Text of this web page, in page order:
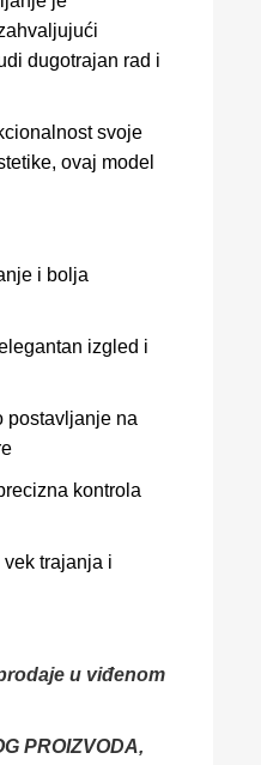
dugotrajan rad i
svoje
ovaj model
i bolja
izgled i
postavljanje na
kontrola
vek trajanja i
u viđenom
PROIZVODA,